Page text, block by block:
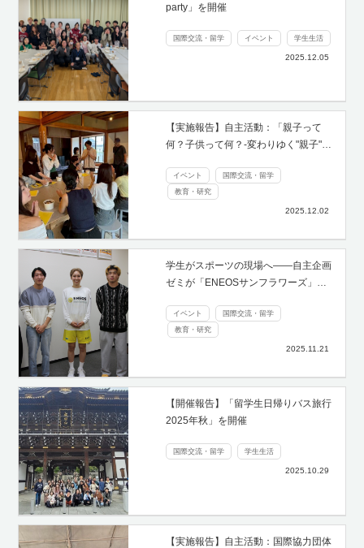
party」を開催
国際交流・留学 イベント 学生生活
2025.12.05
【実施報告】自主活動：「親子って
何？子供って何？-変わりゆく"親子"…
イベント
国際交流・留学
教育・研究
2025.12.02
学生がスポーツの現場へ――自主企画
ゼミが「ENEOSサンフラワーズ」…
イベント
国際交流・留学
教育・研究
2025.11.21
【開催報告】「留学生日帰りバス旅行
2025年秋」を開催
国際交流・留学 学生生活
2025.10.29
【実施報告】自主活動：国際協力団体